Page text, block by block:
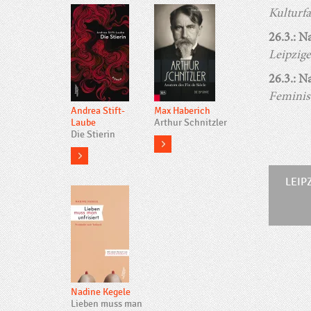
Andrea Stift-
Laube
Die Stierin
more
Max Haberich
Arthur Schnitzler
more
Nadine Kegele
Lieben muss man
26.3.:
26.3.: